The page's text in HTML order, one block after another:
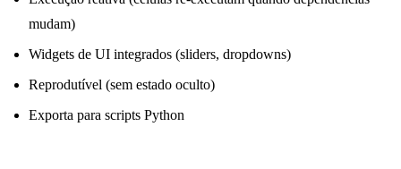
mudam)
Widgets de UI integrados (sliders, dropdowns)
Reprodutível (sem estado oculto)
Exporta para scripts Python